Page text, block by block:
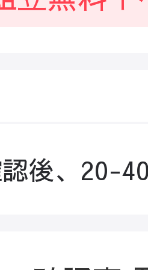
後、20-